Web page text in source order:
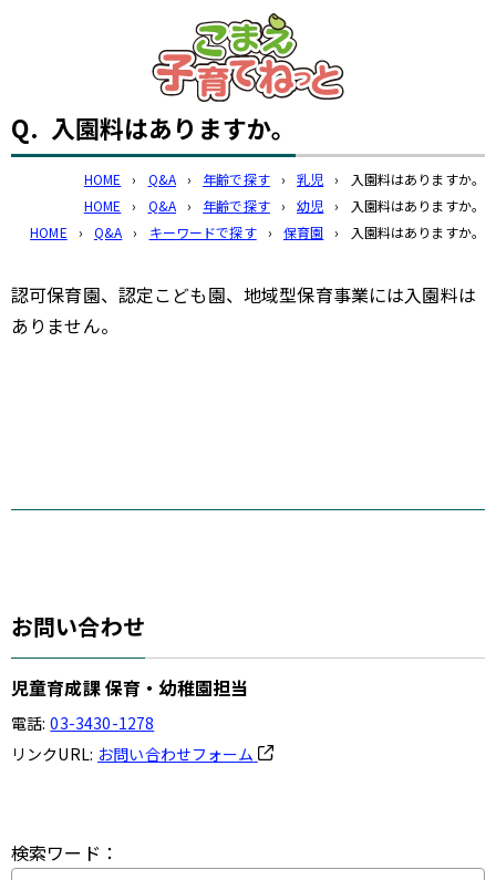
このページの本文へ
Q. 入園料はありますか。
HOME › Q&A › 年齢で探す › 乳児 ›
入園料はありますか。
HOME
› Q&A › 年齢で探す › 幼児 ›
入園料はありますか。
HOME
› Q&A › キーワードで探す › 保育園 › 入園料はありますか。
認可保育園、認定こども園、地域型保育事業には入園料は
ありません。
お問い合わせ
児童育成課 保育・幼稚園担当
電話: 03-3430-1278
リンクURL: お問い合わせフォーム
検索ワード：